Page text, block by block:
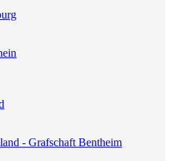
- Grafschaft Bentheim